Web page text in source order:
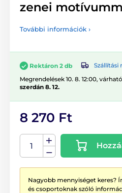
zenei
További információk ›
Rektáron 2 db
Szállítási
Megrendelések 10. 8. 12:00,
szerdán 8. 12.
8 270 Ft
Nagyobb mennyiséget keres?
és csoportoknak szóló